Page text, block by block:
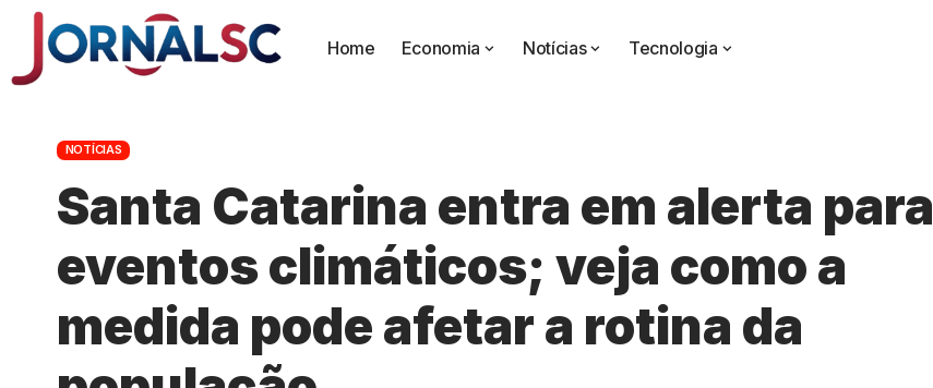
Home Economia Notícias Tecnologia
NOTÍCIAS
Santa Catarina entra em alerta para
eventos climáticos; veja como a
medida pode afetar a rotina da